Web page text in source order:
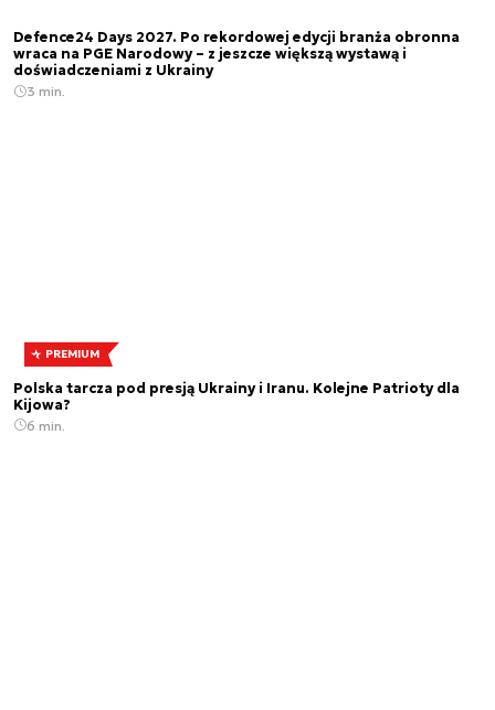
Defence24 Days 2027. Po rekordowej edycji branża obronna
wraca na PGE Narodowy – z jeszcze większą wystawą i
doświadczeniami z Ukrainy
3 min.
PREMIUM
Polska tarcza pod presją Ukrainy i Iranu. Kolejne Patrioty dla
Kijowa?
6 min.